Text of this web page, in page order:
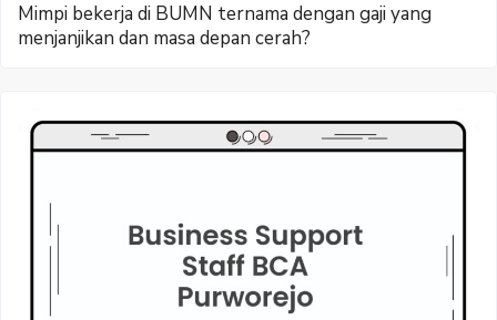
Mimpi bekerja di BUMN ternama dengan gaji yang
menjanjikan dan masa depan cerah?